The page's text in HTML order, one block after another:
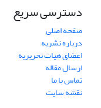
دسترسی سریع
صفحه اصلی
درباره نشریه
اعضای هیات تحریریه
ارسال مقاله
تماس با ما
نقشه سایت